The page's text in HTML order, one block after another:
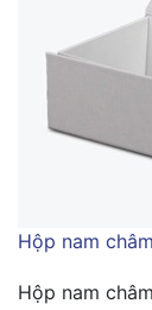
Hộp nam
Hộp nam